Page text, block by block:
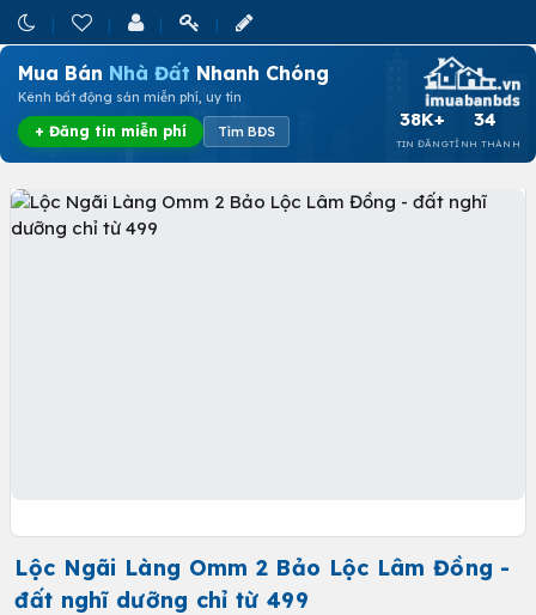
Mua Bán Nhà Đất Nhanh Chóng
Kênh bất động sản miễn phí, uy tín
+ Đăng tin miễn phí Tìm BĐS
38K+
TIN ĐĂNG
34
TỈNH THÀNH
Lộc Ngãi Làng Omm 2 Bảo Lộc Lâm Đồng -
đất nghĩ dưỡng chỉ từ 499